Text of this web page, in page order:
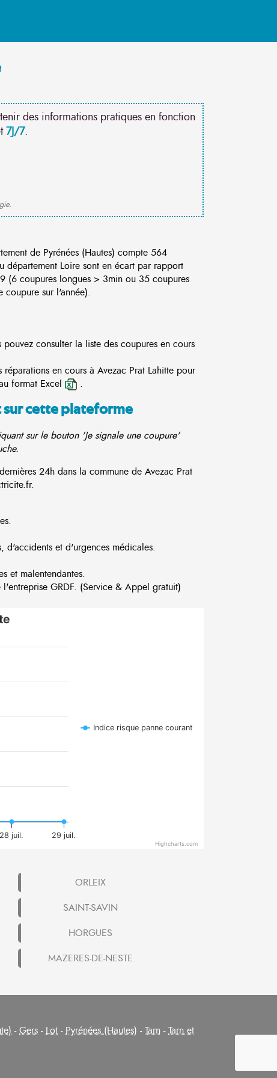
des informations pratiques en fonction
7J/7.
de Pyrénées (Hautes) compte 564
département Loire sont en écart par rapport
(6 coupures longues > 3min ou 35 coupures
coupure sur l'année).
pouvez consulter la liste des coupures en cours
en cours à Avezac Prat Lahitte pour
format Excel .
sur cette plateforme
sur le bouton 'Je signale une coupure'
24h dans la commune de Avezac Prat
d'accidents et d'urgences médicales.
et malentendantes.
GRDF. (Service & Appel gratuit)
Indice risque panne courant
28 juil. 29 juil.
Highcharts.com
ORLEIX
SAINT-SAVIN
HORGUES
MAZERES-DE-NESTE
-Gers -Lot -Pyrénées (Hautes) -Tarn -Tarn et